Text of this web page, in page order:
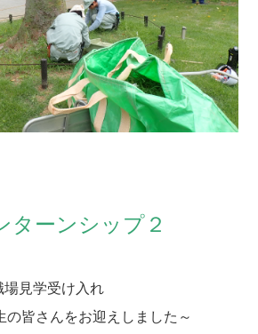
ターンシップ２
見学受け入れ
皆さんをお迎えしました～